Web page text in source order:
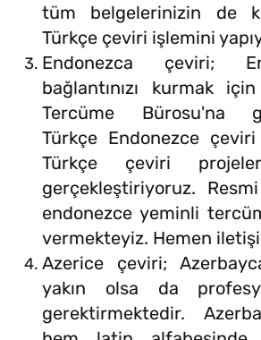
tüm belgelerinizin de
Türkçe çeviri işlemini
Endonezca çeviri;
bağlantınızı kurmak
Tercüme Bürosu'na
Türkçe Endonezce
Türkçe çeviri
gerçekleştiriyoruz.
endonezce yeminli
vermekteyiz. Hemen
Azerice çeviri;
yakın olsa da
gerektirmektedir.